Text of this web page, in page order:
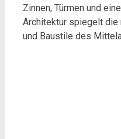
Zinnen, Türmen und
Architektur spiegelt die
und Baustile des